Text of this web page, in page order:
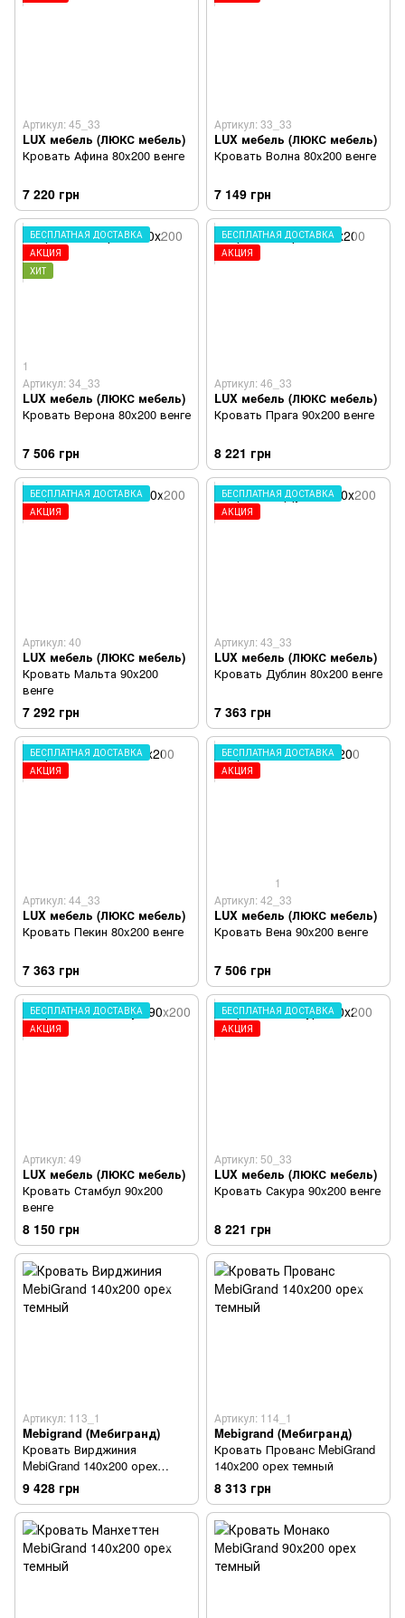
Артикул: 45_33
LUX мебель (ЛЮКС мебель)
Кровать Афина 80x200 венге
7 220 грн
Артикул: 33_33
LUX мебель (ЛЮКС мебель)
Кровать Волна 80x200 венге
7 149 грн
БЕСПЛАТНАЯ ДОСТАВКА
АКЦИЯ
ХИТ
1
Артикул: 34_33
LUX мебель (ЛЮКС мебель)
Кровать Верона 80x200 венге
7 506 грн
БЕСПЛАТНАЯ ДОСТАВКА
АКЦИЯ
Артикул: 46_33
LUX мебель (ЛЮКС мебель)
Кровать Прага 90x200 венге
8 221 грн
БЕСПЛАТНАЯ ДОСТАВКА
АКЦИЯ
Артикул: 40
LUX мебель (ЛЮКС мебель)
Кровать Мальта 90x200
венге
7 292 грн
БЕСПЛАТНАЯ ДОСТАВКА
АКЦИЯ
Артикул: 43_33
LUX мебель (ЛЮКС мебель)
Кровать Дублин 80x200 венге
7 363 грн
БЕСПЛАТНАЯ ДОСТАВКА
АКЦИЯ
Артикул: 44_33
LUX мебель (ЛЮКС мебель)
Кровать Пекин 80x200 венге
7 363 грн
БЕСПЛАТНАЯ ДОСТАВКА
АКЦИЯ
1
Артикул: 42_33
LUX мебель (ЛЮКС мебель)
Кровать Вена 90x200 венге
7 506 грн
БЕСПЛАТНАЯ ДОСТАВКА
АКЦИЯ
Артикул: 49
LUX мебель (ЛЮКС мебель)
Кровать Стамбул 90x200
венге
8 150 грн
БЕСПЛАТНАЯ ДОСТАВКА
АКЦИЯ
Артикул: 50_33
LUX мебель (ЛЮКС мебель)
Кровать Сакура 90x200 венге
8 221 грн
Артикул: 113_1
Mebigrand (Мебигранд)
Кровать Вирджиния
MebiGrand 140x200 орех
темный
9 428 грн
Артикул: 114_1
Mebigrand (Мебигранд)
Кровать Прованс MebiGrand
140x200 орех темный
8 313 грн